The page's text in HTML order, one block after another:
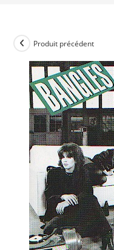
Produit précédent